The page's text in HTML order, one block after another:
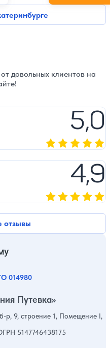
довольных клиентов на
отзывы
5,0
4,9
014980
Путевка»
р, 9, строение 1, Помещение I,
5147746438175